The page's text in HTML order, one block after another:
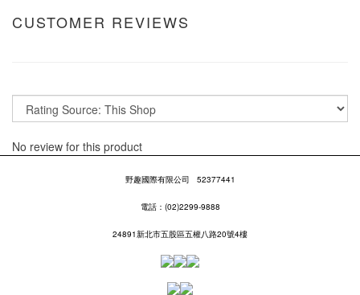
CUSTOMER REVIEWS
No review for this product
野趣國際有限公司 52377441
電話：(02)2299-9888
24891新北市五股區五權八路20號4樓